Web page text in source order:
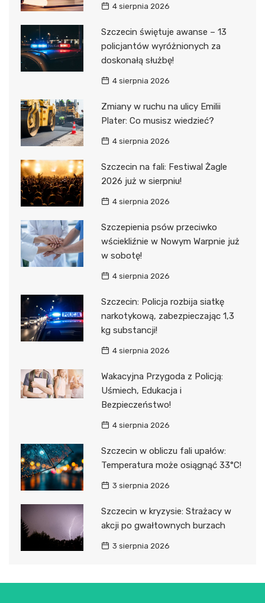
4 sierpnia 2026
Szczecin świętuje awanse – 13
policjantów wyróżnionych za
doskonałą służbę!
4 sierpnia 2026
Zmiany w ruchu na ulicy Emilii
Plater: Co musisz wiedzieć?
4 sierpnia 2026
Szczecin na fali: Festiwal Żagle
2026 już w sierpniu!
4 sierpnia 2026
Szczepienia psów przeciwko
wściekliźnie w Nowym Warpnie już
w sobotę!
4 sierpnia 2026
Szczecin: Policja rozbija siatkę
narkotykową, zabezpieczając 1,3
kg substancji!
4 sierpnia 2026
Wakacyjna Przygoda z Policją:
Uśmiech, Edukacja i
Bezpieczeństwo!
4 sierpnia 2026
Szczecin w obliczu fali upałów:
Temperatura może osiągnąć 33°C!
3 sierpnia 2026
Szczecin w kryzysie: Strażacy w
akcji po gwałtownych burzach
3 sierpnia 2026